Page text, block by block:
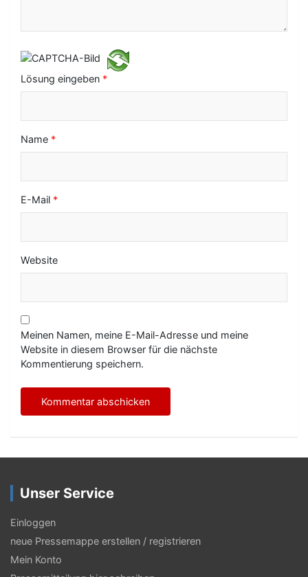
o
n
Lösung eingeben *
Name *
E-Mail *
Website
Meinen Namen, meine E-Mail-Adresse und meine
Website in diesem Browser für die nächste
Kommentierung speichern.
Unser Service
Einloggen
neue Pressemappe erstellen / registrieren
Mein Konto